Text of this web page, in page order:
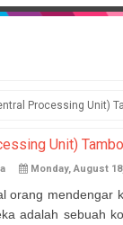
Processing Unit)
Unit)
Monday, August
orang mendengar
adalah sebuah